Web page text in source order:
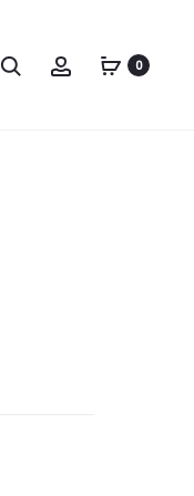
0
CAM
CAM